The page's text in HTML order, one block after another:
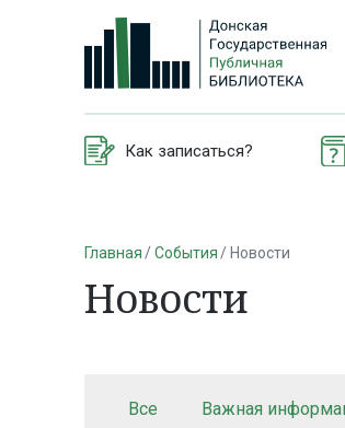
Как записаться?
Главная События Новости
Новости
Все Важная